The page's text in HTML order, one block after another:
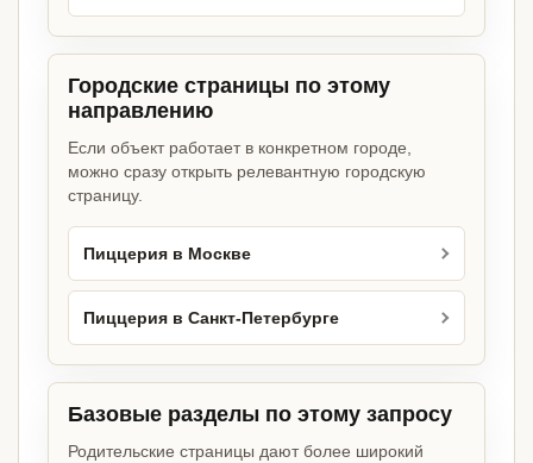
Городские страницы по этому
направлению
Если объект работает в конкретном городе,
можно сразу открыть релевантную городскую
страницу.
Пиццерия в Москве
Пиццерия в Санкт-Петербурге
Базовые разделы по этому запросу
Родительские страницы дают более широкий